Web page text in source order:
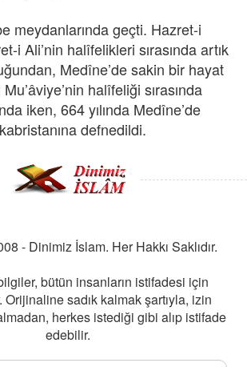
meydanlarında geçti. Hazret-i
i Ali’nin halîfelikleri sırasında artık
Medîne’de sakin bir hayat
halîfeliği sırasında
iken, 664 yılında Medîne’de
defnedildi.
- Dinimiz İslam. Her Hakkı Saklıdır.
bütün insanların istifadesi için
Orijinaline sadık kalmak şartıyla, izin
herkes istediği gibi alıp istifade
edebilir.